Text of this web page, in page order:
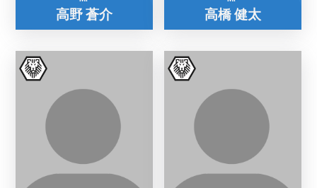
高野 蒼介 高橋 健太